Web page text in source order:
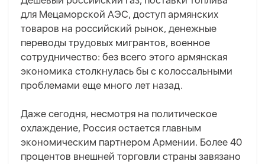
для Мецаморской АЭС, доступ армянских
товаров на российский рынок, денежные
переводы трудовых мигрантов, военное
сотрудничество: без всего этого армянская
экономика столкнулась бы с колоссальными
проблемами еще много лет назад.
Даже сегодня, несмотря на политическое
охлаждение, Россия остается главным
экономическим партнером Армении. Более 40
процентов внешней торговли страны завязано